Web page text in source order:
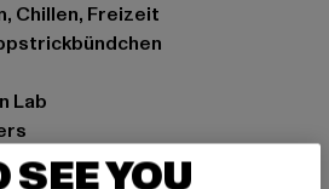
Chillen, Freizeit
Lab
SEE YOU